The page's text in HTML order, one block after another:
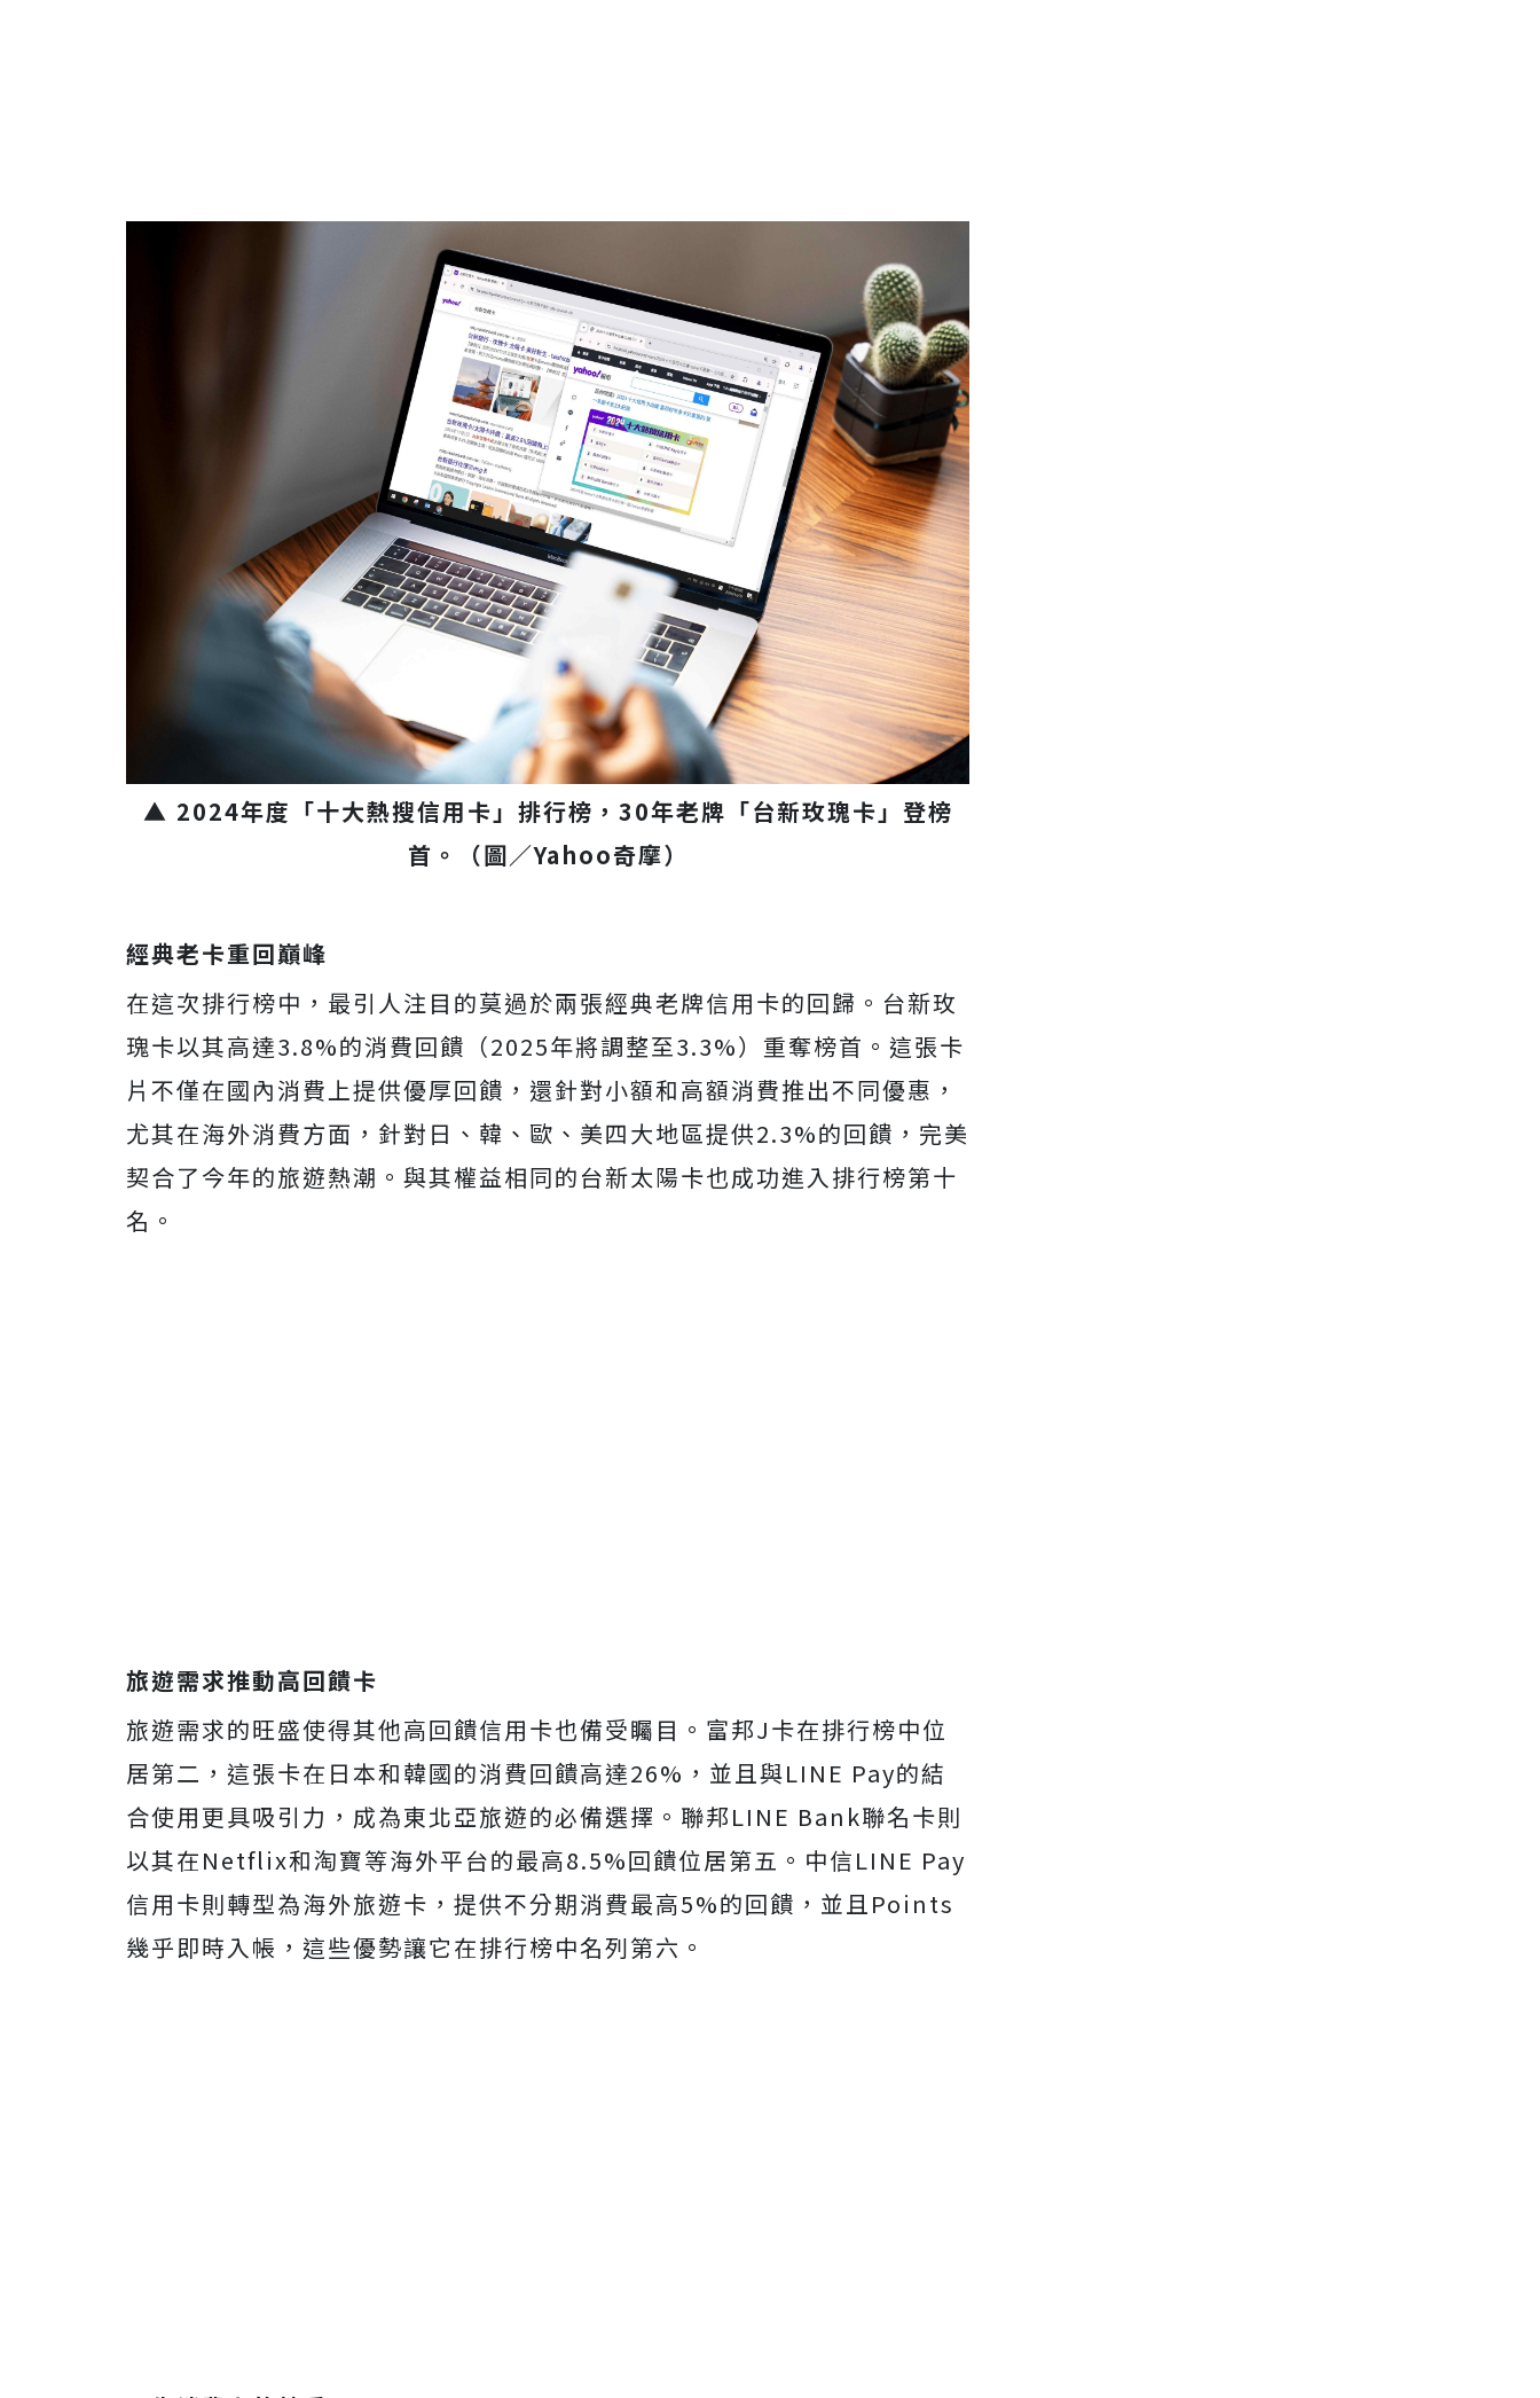
▲ 2024年度「十大熱搜信用卡」 排行榜， 30年老牌「台新玫瑰卡」登榜
首。（圖／Yahoo奇摩）
經典老卡重回巔峰
在這次排行榜中，最引人注目的莫過於兩張經典老牌信用卡的回歸。台新玫
瑰卡以其高達3.8%的消費回饋（2025年將調整至3.3%）重奪榜首。這張卡
片不僅在國內消費上提供優厚回饋，還針對小額和高額消費推出不同優惠，
尤其在海外消費方面，針對日、韓、歐、美四大地區提供2.3%的回饋，完美
契合了今年的旅遊熱潮。與其權益相同的台新太陽卡也成功進入排行榜第十
名。
旅遊需求推動高回饋卡
旅遊需求的旺盛使得其他高回饋信用卡也備受矚目。富邦J卡在排行榜中位
居第二，這張卡在日本和韓國的消費回饋高達26%，並且與LINE Pay的結
合使用更具吸引力，成為東北亞旅遊的必備選擇。聯邦LINE Bank聯名卡則
以其在Netflix和淘寶等海外平台的最高8.5%回饋位居第五。中信LINE Pay
信用卡則轉型為海外旅遊卡，提供不分期消費最高5%的回饋，並且Points
幾乎即時入帳，這些優勢讓它在排行榜中名列第六。